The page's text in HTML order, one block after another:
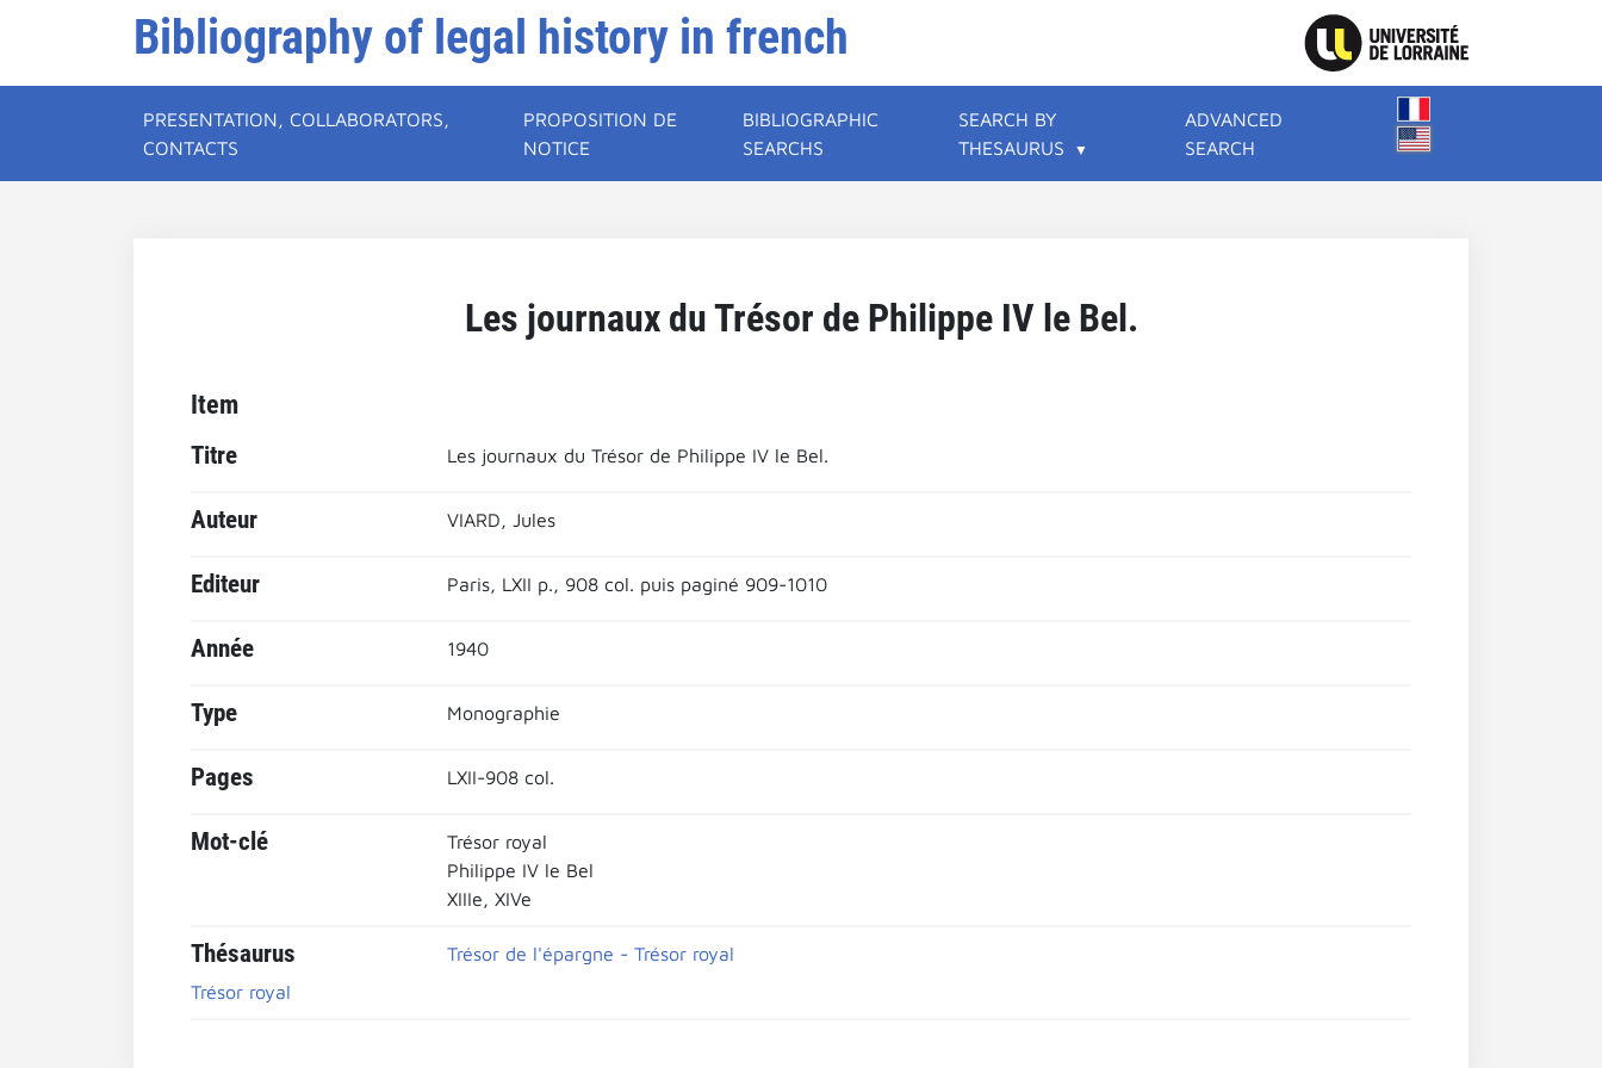
Bibliography of legal history in french
PRESENTATION, COLLABORATORS,
CONTACTS
PROPOSITION DE
NOTICE
BIBLIOGRAPHIC
SEARCHS
SEARCH BY
THESAURUS
ADVANCED
SEARCH
Les journaux du Trésor de Philippe IV le Bel.
Item
Titre Les journaux du Trésor de Philippe IV le Bel.
Auteur VIARD, Jules
Editeur Paris, LXII p., 908 col. puis paginé 909-1010
Année 1940
Type Monographie
Pages LXII-908 col.
Mot-clé
Trésor royal
Philippe IV le Bel
XIIIe, XIVe
Thésaurus
Trésor de l'épargne - Trésor royal
Trésor royal